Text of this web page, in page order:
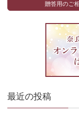
贈答用のご
最近の投稿